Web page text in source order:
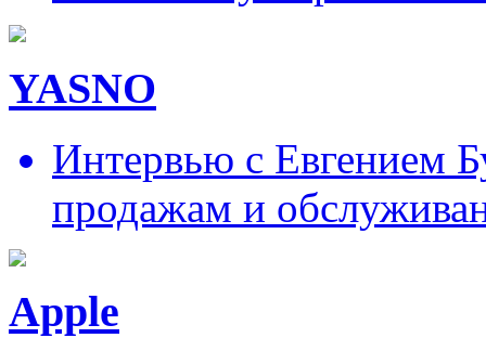
YASNO
Интервью с Евгением
продажам и
Apple